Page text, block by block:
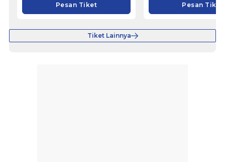
Pesan Tiket Pesan Tiket
Tiket Lainnya